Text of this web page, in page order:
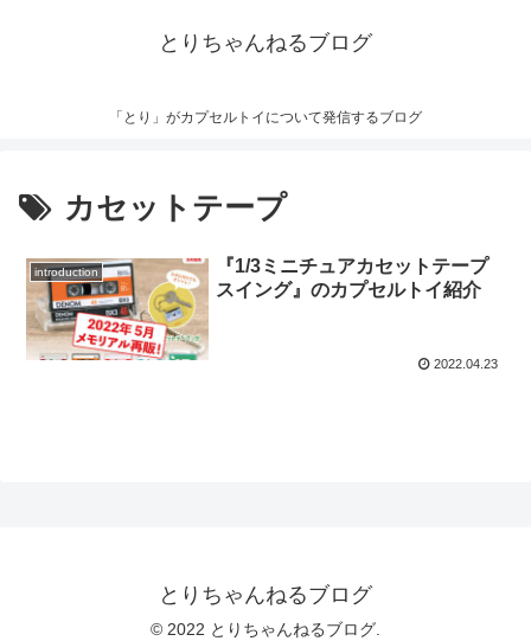
とりちゃんねるブログ
「とり」がカプセルトイについて発信するブログ
カセットテープ
introduction
『1/3ミニチュアカセットテープ
スイング』のカプセルトイ紹介
2022.04.23
とりちゃんねるブログ
© 2022 とりちゃんねるブログ.